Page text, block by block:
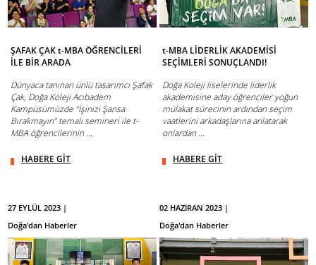
ŞAFAK ÇAK t-MBA ÖĞRENCİLERİ
İLE BİR ARADA
Dünyaca tanınan ünlü tasarımcı Şafak
Çak, Doğa Koleji Acıbadem
Kampüsümüzde “İşinizi Şansa
Bırakmayın” temalı semineri ile t-
MBA öğrencilerinin ...
HABERE GİT
t-MBA LİDERLİK AKADEMİSİ
SEÇİMLERİ SONUÇLANDI!
Doğa Koleji liselerinde liderlik
akademisine aday öğrenciler yoğun
mülakat sürecinin ardından seçim
vaatlerini arkadaşlarına anlatarak
onlardan ...
HABERE GİT
27 EYLÜL 2023 |
Doğa'dan Haberler
02 HAZİRAN 2023 |
Doğa'dan Haberler